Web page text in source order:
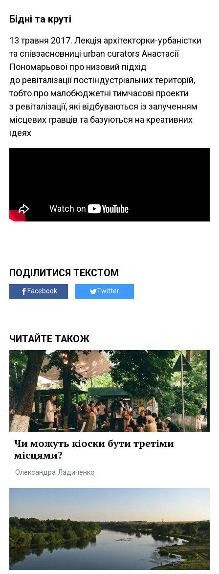
Бідні та круті
13 травня 2017. Лекція архітекторки-урбаністки
та співзасновниці urban curators Анастасії
Пономарьової про низовий підхід
до ревіталізації постіндустріальних територій,
тобто про малобюджетні тимчасові проекти
з ревіталізації, які відбуваються із залученням
місцевих гравців та базуються на креативних
ідеях
ПОДІЛИТИСЯ ТЕКСТОМ
Facebook Twitter
ЧИТАЙТЕ ТАКОЖ
Чи можуть кіоски бути третіми
місцями?
Олександра Ладиченко